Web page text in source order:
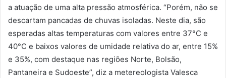
a atuação de uma alta pressão atmosférica. “Porém, não se
descartam pancadas de chuvas isoladas. Neste dia, são
esperadas altas temperaturas com valores entre 37°C e
40°C e baixos valores de umidade relativa do ar, entre 15%
e 35%, com destaque nas regiões Norte, Bolsão,
Pantaneira e Sudoeste”, diz a metereologista Valesca